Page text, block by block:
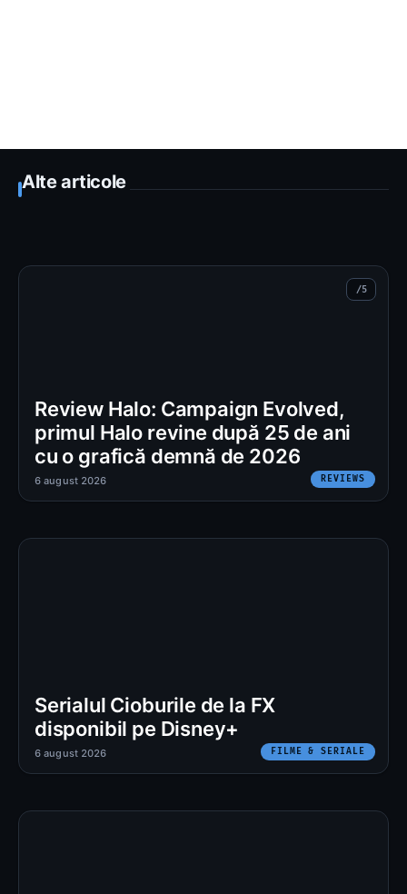
Alte articole
Review Halo: Campaign Evolved,
primul Halo revine după 25 de ani
cu o grafică demnă de 2026
REVIEWS
6 august 2026
Serialul Cioburile de la FX
disponibil pe Disney+
FILME & SERIALE
6 august 2026